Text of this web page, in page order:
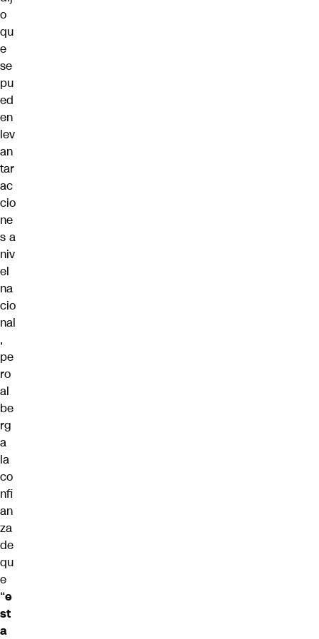
o
qu
e
se
pu
ed
en
lev
an
tar
ac
cio
ne
s a
niv
el
na
cio
nal
,
pe
ro
al
be
rg
a
la
co
nfi
an
za
de
qu
e
“e
st
a